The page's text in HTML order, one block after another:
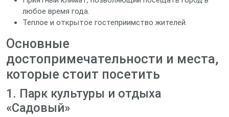
любое время года.
Теплое и открытое гостеприимство жителей.
Основные
достопримечательности и места,
которые стоит посетить
1. Парк культуры и отдыха
«Садовый»